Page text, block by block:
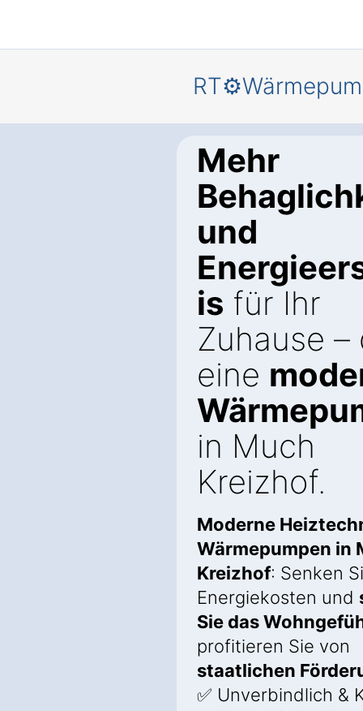
Mehr
und
is für Ihr
Zuhause –
eine
in Much
Kreizhof.
Moderne
Wärmepumpen in
Kreizhof: Senken
Energiekosten und
Sie das
profitieren Sie von
staatlichen
✅ Unverbindlich &